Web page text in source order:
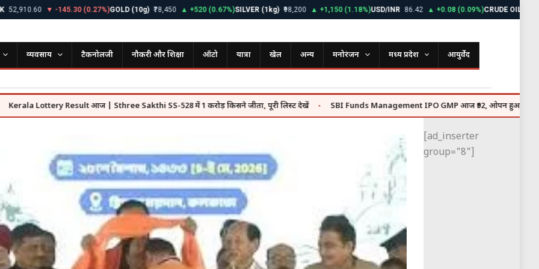
▼ -145.30 (0.27%)GOLD (10g) ₹78,450 ▲ +520 (0.67%)SILVER (1kg) ₹98,200 ▲ +1,150 (1.18%)USD/INR 86.42 ▲ +0.08 (0.09%)CRUDE OIL $72.85
व्यवसाय टैकनोलजी नौकरी और शिक्षा ऑटो यात्रा खेल अन्य मनोरंजन मध्य प्रदेश आयुर्वेद
Result आज | Sthree Sakthi SS-528 में 1 करोड़ किसने जीता, पूरी लिस्ट देखें ● SBI Funds Management IPO GMP आज ₹92, ओपन हुआ ₹9,813 करोड़
[ad_inserter
group="8"]